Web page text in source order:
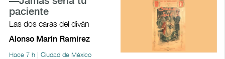
paciente
Las dos caras del diván
Alonso Marín Ramírez
Hace 7 h | Ciudad de México